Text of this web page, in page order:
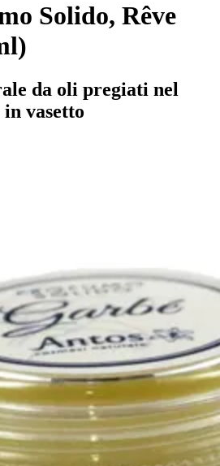
Solido, Rêve
da oli pregiati nel
vasetto